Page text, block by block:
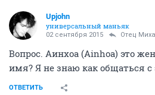
Upjohn
универсальный маньяк
02 сентября 2015 Отец
Вопрос. Аинхоа (Ainhoa) это
имя? Я не знаю как общаться
ОТВЕТИТЬ